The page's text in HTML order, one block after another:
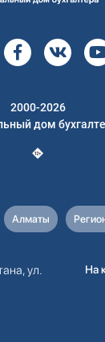
2000-2026
дом
Алматы
ул.
На